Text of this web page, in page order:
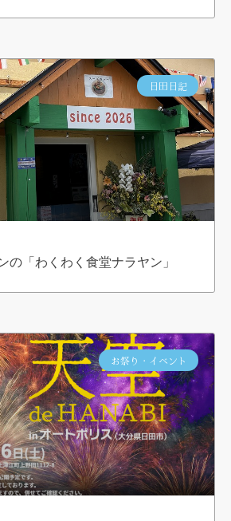
日田日記
の「わくわく食堂ナラヤン」
お祭り・イベント